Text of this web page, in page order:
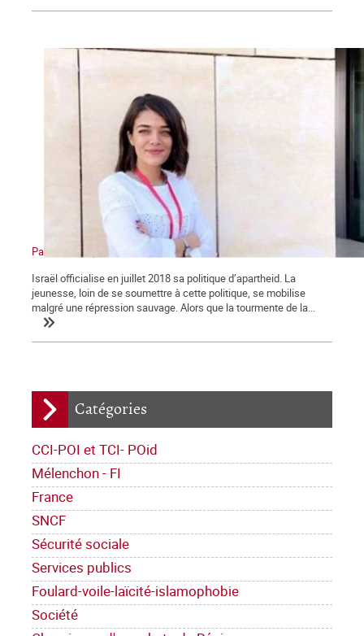
Catégories
CCI-POI et TCI- POid
Mélenchon - FI
France
SNCF
Sécurité sociale
Services publics
Foulard-voile-laïcité-islamophobie
Société
Palestine : l’apartheid sioniste en action
Israël officialise en juillet 2018 sa politique d’apartheid. La
jeunesse, loin de se soumettre à cette politique, se mobilise
malgré une répression sauvage. Alors que la tourmente de la...